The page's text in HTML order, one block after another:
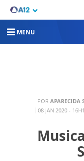
MENU
POR APARECIDA
08 JAN 2020 -